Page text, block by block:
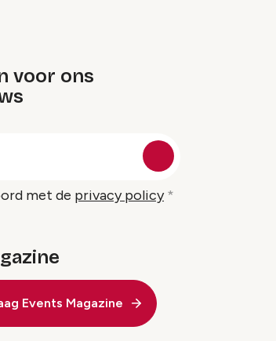
voor ons
met de privacy policy
Events Magazine